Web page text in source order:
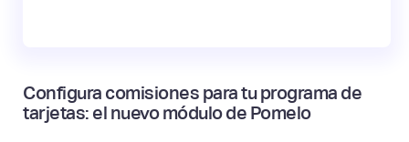
Configura comisiones para tu programa de
tarjetas: el nuevo módulo de Pomelo